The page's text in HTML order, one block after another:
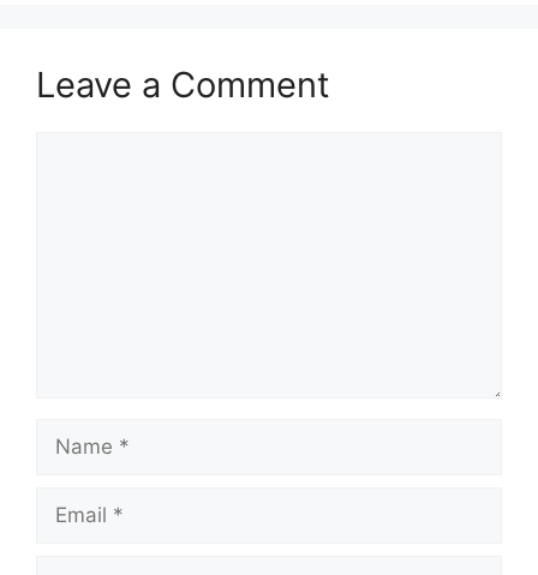
Leave a Comment